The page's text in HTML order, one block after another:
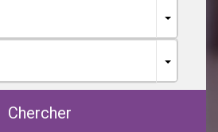
Chercher